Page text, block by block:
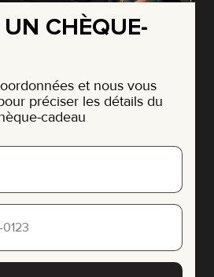
CHÈQUE-
et nous vous
préciser les détails du
cadeau